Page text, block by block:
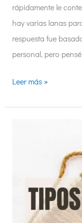
rápidamente le
hay varias lanas
respuesta fue
personal, pero
Leer más »
agujas
circulares